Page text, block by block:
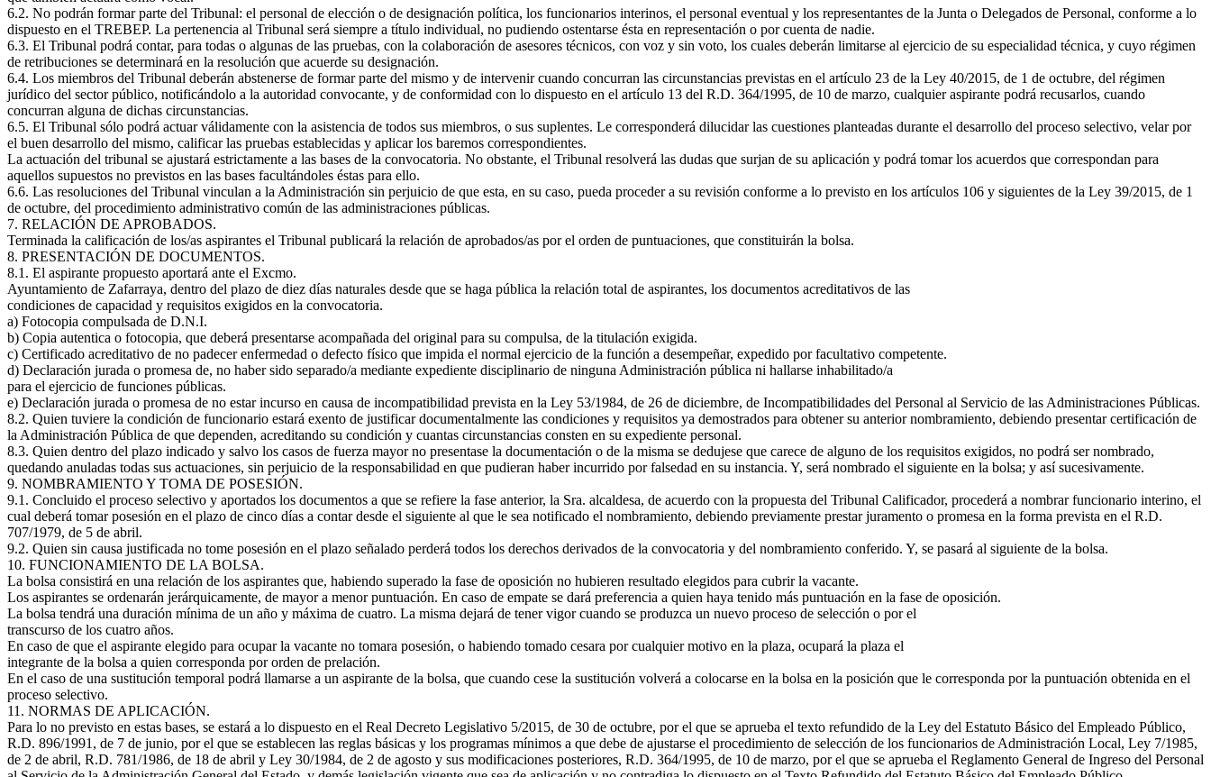
6.2. No podrán formar parte del Tribunal: el personal de elección o de designación política, los funcionarios interinos, el personal eventual y los representantes de la Junta o Delegados de Personal, conforme a lo
dispuesto en el TREBEP. La pertenencia al Tribunal será siempre a título individual, no pudiendo ostentarse ésta en representación o por cuenta de nadie.
6.3. El Tribunal podrá contar, para todas o algunas de las pruebas, con la colaboración de asesores técnicos, con voz y sin voto, los cuales deberán limitarse al ejercicio de su especialidad técnica, y cuyo régimen
de retribuciones se determinará en la resolución que acuerde su designación.
6.4. Los miembros del Tribunal deberán abstenerse de formar parte del mismo y de intervenir cuando concurran las circunstancias previstas en el artículo 23 de la Ley 40/2015, de 1 de octubre, del régimen
jurídico del sector público, notificándolo a la autoridad convocante, y de conformidad con lo dispuesto en el artículo 13 del R.D. 364/1995, de 10 de marzo, cualquier aspirante podrá recusarlos, cuando
concurran alguna de dichas circunstancias.
6.5. El Tribunal sólo podrá actuar válidamente con la asistencia de todos sus miembros, o sus suplentes. Le corresponderá dilucidar las cuestiones planteadas durante el desarrollo del proceso selectivo, velar por
el buen desarrollo del mismo, calificar las pruebas establecidas y aplicar los baremos correspondientes.
La actuación del tribunal se ajustará estrictamente a las bases de la convocatoria. No obstante, el Tribunal resolverá las dudas que surjan de su aplicación y podrá tomar los acuerdos que correspondan para
aquellos supuestos no previstos en las bases facultándoles éstas para ello.
6.6. Las resoluciones del Tribunal vinculan a la Administración sin perjuicio de que esta, en su caso, pueda proceder a su revisión conforme a lo previsto en los artículos 106 y siguientes de la Ley 39/2015, de 1
de octubre, del procedimiento administrativo común de las administraciones públicas.
7. RELACIÓN DE APROBADOS.
Terminada la calificación de los/as aspirantes el Tribunal publicará la relación de aprobados/as por el orden de puntuaciones, que constituirán la bolsa.
8. PRESENTACIÓN DE DOCUMENTOS.
8.1. El aspirante propuesto aportará ante el Excmo.
Ayuntamiento de Zafarraya, dentro del plazo de diez días naturales desde que se haga pública la relación total de aspirantes, los documentos acreditativos de las
condiciones de capacidad y requisitos exigidos en la convocatoria.
a) Fotocopia compulsada de D.N.I.
b) Copia autentica o fotocopia, que deberá presentarse acompañada del original para su compulsa, de la titulación exigida.
c) Certificado acreditativo de no padecer enfermedad o defecto físico que impida el normal ejercicio de la función a desempeñar, expedido por facultativo competente.
d) Declaración jurada o promesa de, no haber sido separado/a mediante expediente disciplinario de ninguna Administración pública ni hallarse inhabilitado/a
para el ejercicio de funciones públicas.
e) Declaración jurada o promesa de no estar incurso en causa de incompatibilidad prevista en la Ley 53/1984, de 26 de diciembre, de Incompatibilidades del Personal al Servicio de las Administraciones Públicas.
8.2. Quien tuviere la condición de funcionario estará exento de justificar documentalmente las condiciones y requisitos ya demostrados para obtener su anterior nombramiento, debiendo presentar certificación de
la Administración Pública de que dependen, acreditando su condición y cuantas circunstancias consten en su expediente personal.
8.3. Quien dentro del plazo indicado y salvo los casos de fuerza mayor no presentase la documentación o de la misma se dedujese que carece de alguno de los requisitos exigidos, no podrá ser nombrado,
quedando anuladas todas sus actuaciones, sin perjuicio de la responsabilidad en que pudieran haber incurrido por falsedad en su instancia. Y, será nombrado el siguiente en la bolsa; y así sucesivamente.
9. NOMBRAMIENTO Y TOMA DE POSESIÓN.
9.1. Concluido el proceso selectivo y aportados los documentos a que se refiere la fase anterior, la Sra. alcaldesa, de acuerdo con la propuesta del Tribunal Calificador, procederá a nombrar funcionario interino, el
cual deberá tomar posesión en el plazo de cinco días a contar desde el siguiente al que le sea notificado el nombramiento, debiendo previamente prestar juramento o promesa en la forma prevista en el R.D.
707/1979, de 5 de abril.
9.2. Quien sin causa justificada no tome posesión en el plazo señalado perderá todos los derechos derivados de la convocatoria y del nombramiento conferido. Y, se pasará al siguiente de la bolsa.
10. FUNCIONAMIENTO DE LA BOLSA.
La bolsa consistirá en una relación de los aspirantes que, habiendo superado la fase de oposición no hubieren resultado elegidos para cubrir la vacante.
Los aspirantes se ordenarán jerárquicamente, de mayor a menor puntuación. En caso de empate se dará preferencia a quien haya tenido más puntuación en la fase de oposición.
La bolsa tendrá una duración mínima de un año y máxima de cuatro. La misma dejará de tener vigor cuando se produzca un nuevo proceso de selección o por el
transcurso de los cuatro años.
En caso de que el aspirante elegido para ocupar la vacante no tomara posesión, o habiendo tomado cesara por cualquier motivo en la plaza, ocupará la plaza el
integrante de la bolsa a quien corresponda por orden de prelación.
En el caso de una sustitución temporal podrá llamarse a un aspirante de la bolsa, que cuando cese la sustitución volverá a colocarse en la bolsa en la posición que le corresponda por la puntuación obtenida en el
proceso selectivo.
11. NORMAS DE APLICACIÓN.
Para lo no previsto en estas bases, se estará a lo dispuesto en el Real Decreto Legislativo 5/2015, de 30 de octubre, por el que se aprueba el texto refundido de la Ley del Estatuto Básico del Empleado Público,
R.D. 896/1991, de 7 de junio, por el que se establecen las reglas básicas y los programas mínimos a que debe de ajustarse el procedimiento de selección de los funcionarios de Administración Local, Ley 7/1985,
de 2 de abril, R.D. 781/1986, de 18 de abril y Ley 30/1984, de 2 de agosto y sus modificaciones posteriores, R.D. 364/1995, de 10 de marzo, por el que se aprueba el Reglamento General de Ingreso del Personal